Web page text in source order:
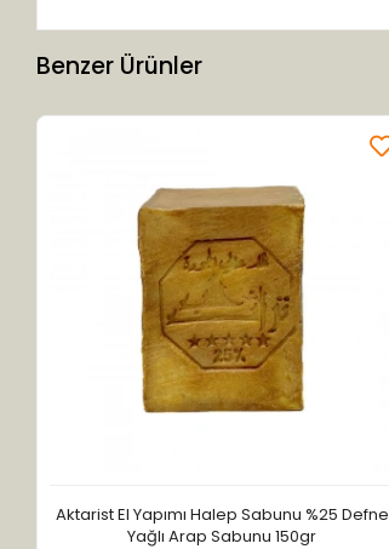
Benzer Ürünler
Aktarist El Yapımı Halep Sabunu %25 Defne
Yağlı Arap Sabunu 150gr